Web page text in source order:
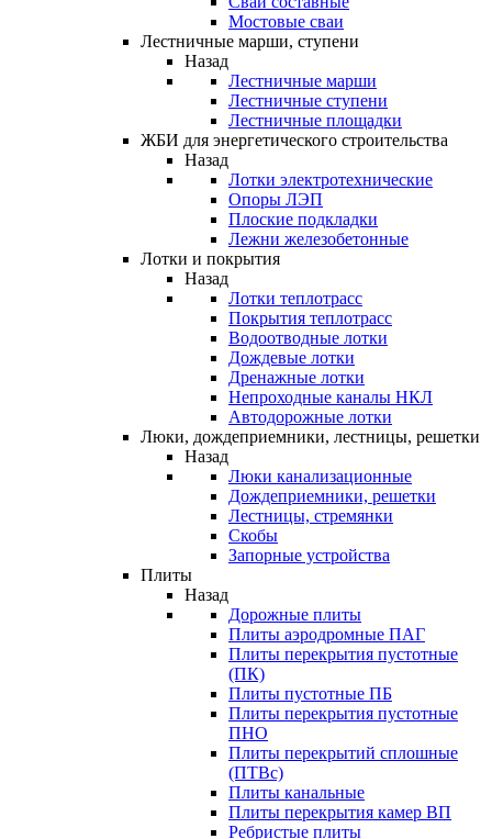
Мостовые сваи
Лестничные марши, ступени
Назад
Лестничные марши
Лестничные ступени
Лестничные площадки
ЖБИ для энергетического строительства
Назад
Лотки электротехнические
Опоры ЛЭП
Плоские подкладки
Лежни железобетонные
Лотки и покрытия
Назад
Лотки теплотрасс
Покрытия теплотрасс
Водоотводные лотки
Дождевые лотки
Дренажные лотки
Непроходные каналы НКЛ
Автодорожные лотки
Люки, дождеприемники, лестницы, решетки
Назад
Люки канализационные
Дождеприемники, решетки
Лестницы, стремянки
Скобы
Запорные устройства
Плиты
Назад
Дорожные плиты
Плиты аэродромные ПАГ
Плиты перекрытия пустотные
(ПК)
Плиты пустотные ПБ
Плиты перекрытия пустотные
ПНО
Плиты перекрытий сплошные
(ПТВс)
Плиты канальные
Плиты перекрытия камер ВП
Ребристые плиты